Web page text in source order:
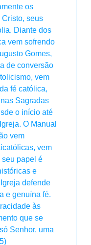
os
seus
Diante dos
vem sofrendo
Gomes,
de conversão
vem
fé católica,
Sagradas
o início até
O Manual
vem
vem
seu papel é
e
defende
e genuína fé.
às
que se
Senhor, uma